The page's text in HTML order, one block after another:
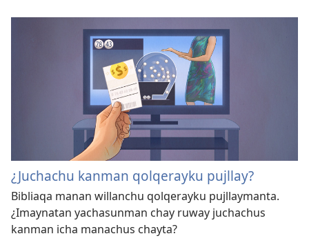
¿Juchachu kanman qolqerayku pujllay?
Bibliaqa manan willanchu qolqerayku pujllaymanta.
¿Imaynatan yachasunman chay ruway juchachus
kanman icha manachus chayta?